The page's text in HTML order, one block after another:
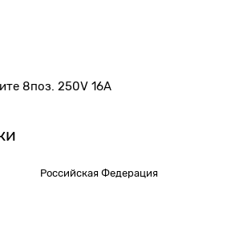
8поз. 250V 16A
Российская Федерация